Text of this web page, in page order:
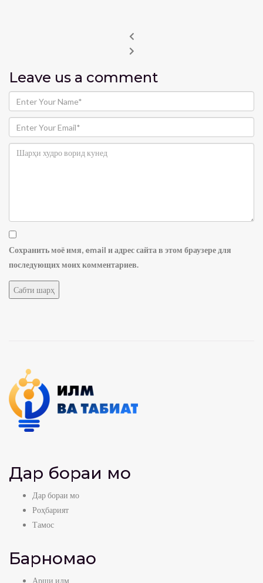
Leave us a comment
Сохранить моё имя, email и адрес сайта в этом браузере для
последующих моих комментариев.
Дар бораи мо
Дар бораи мо
Роҳбарият
Тамос
Барномаҳо
Арши илм